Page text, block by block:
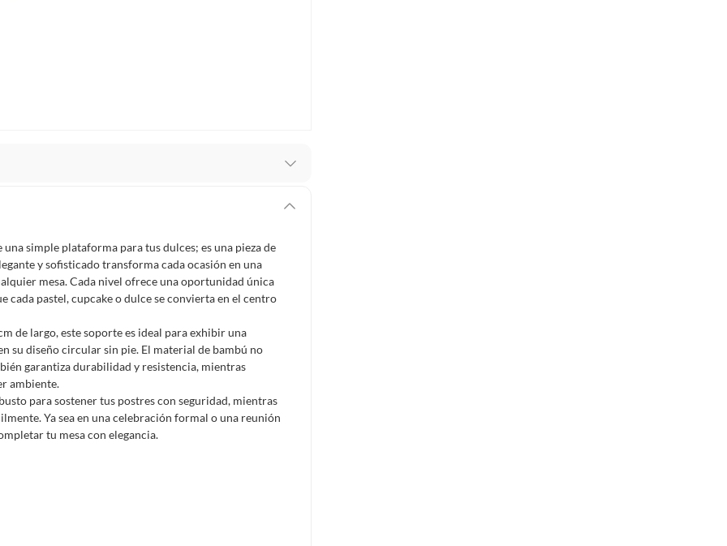
intactos y sin uso, tal como te lo entregamos. Ten
deteriorarse o caducar con rapidez.
. Debe estar en perfecto estado, con todas sus
electrónica, por ejemplo, cupones de experiencia o
reparados, abiertos, de segunda selección,
entre otros análogos.
una simple plataforma para tus dulces; es una pieza de
y sofisticado transforma cada ocasión en una
mesa. Cada nivel ofrece una oportunidad única
cada pastel, cupcake o dulce se convierta en el centro
de largo, este soporte es ideal para exhibir una
su diseño circular sin pie. El material de bambú no
garantiza durabilidad y resistencia, mientras
ambiente.
para sostener tus postres con seguridad, mientras
Ya sea en una celebración formal o una reunión
tu mesa con elegancia.